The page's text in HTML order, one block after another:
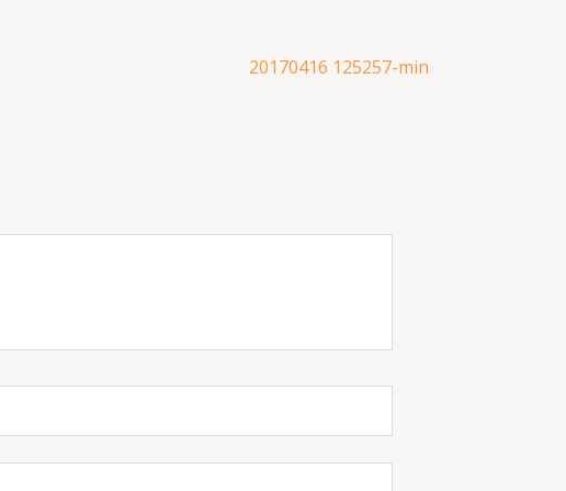
20170416 125257-min